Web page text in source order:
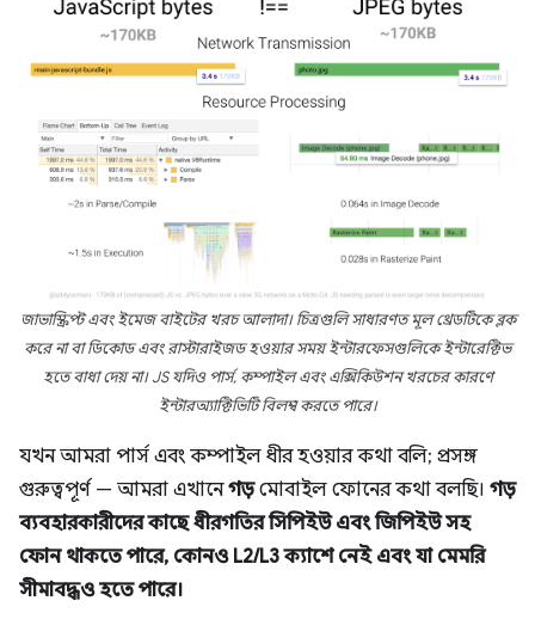
জাভাস্ক্রিপ্ট এবং ইমেজ বাইটের খরচ আলাদা। চিত্রগুলি সাধারণত মূল থ্রেডটিকে ব্লক
করে না বা ডিকোড এবং রাস্টারাইজড হওয়ার সময় ইন্টারফেসগুলিকে ইন্টারেক্টিভ
হতে বাধা দেয় না। JS যদিও পার্স, কম্পাইল এবং এক্সিকিউশন খরচের কারণে
ইন্টারঅ্যাক্টিভিটি বিলম্ব করতে পারে।
যখন আমরা পার্স এবং কম্পাইল ধীর হওয়ার কথা বলি; প্রসঙ্গ
গুরুত্বপূর্ণ — আমরা এখানেগড়মোবাইল ফোনের কথা বলছি। গড়
ব্যবহারকারীদের কাছে ধীরগতির সিপিইউ এবং জিপিইউ সহ
ফোন থাকতে পারে, কোনও L2/L3 ক্যাশে নেই এবং যা মেমরি
সীমাবদ্ধও হতে পারে।